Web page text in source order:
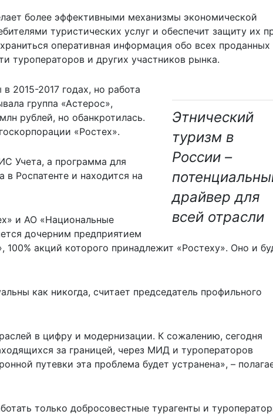
более эффективными механизмы экономической
туристических услуг и обеспечит защиту их
оперативная информация обо всех проданных
туроператоров и других участников рынка.
Этнический
туризм в
России –
драйвер для
всей отрасли
2015-2017 годах, но работа
группа «Астерос»,
рублей, но обанкротилась.
«Ростех».
Учета, а программа для
Роспатенте и находится на
и АО «Национальные
дочерним предприятием
акций которого принадлежит «Ростеху». Оно и
как никогда, считает председатель профильного
в цифру и модернизации. К сожалению, сегодня
за границей, через МИД и туроператоров
путевки эта проблема будет устранена», –
только добросовестные турагенты и